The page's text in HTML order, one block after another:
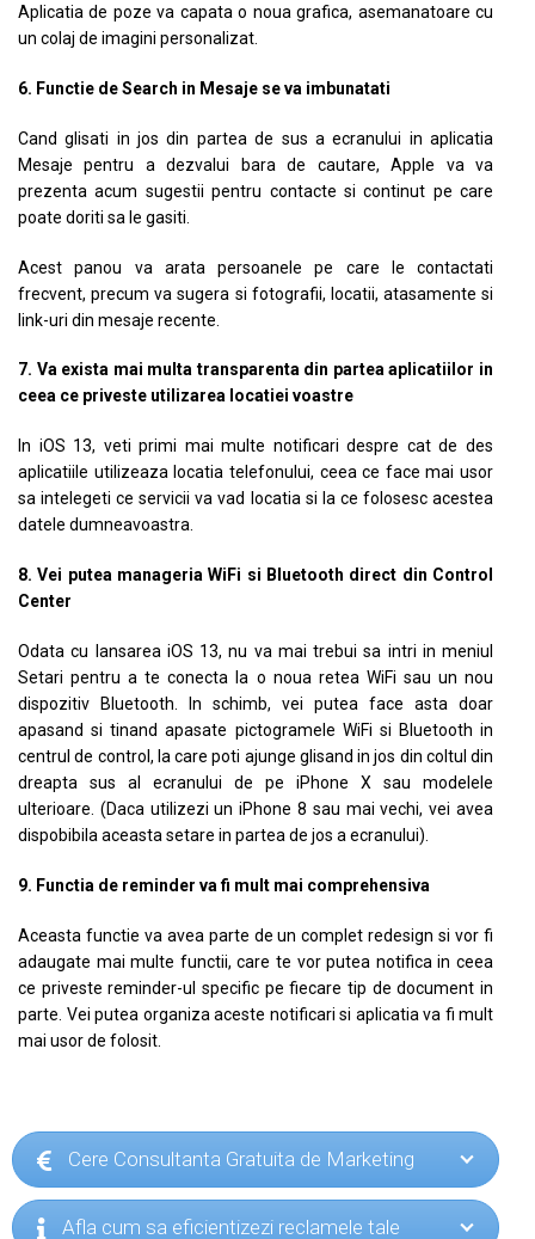
Aplicatia de poze va capata o noua grafica, asemanatoare cu
un colaj de imagini personalizat.
6. Functie de Search in Mesaje se va imbunatati
Cand glisati in jos din partea de sus a ecranului in aplicatia
Mesaje pentru a dezvalui bara de cautare, Apple va va
prezenta acum sugestii pentru contacte si continut pe care
poate doriti sa le gasiti.
Acest panou va arata persoanele pe care le contactati
frecvent, precum va sugera si fotografii, locatii, atasamente si
link-uri din mesaje recente.
7. Va exista mai multa transparenta din partea aplicatiilor in
ceea ce priveste utilizarea locatiei voastre
In iOS 13, veti primi mai multe notificari despre cat de des
aplicatiile utilizeaza locatia telefonului, ceea ce face mai usor
sa intelegeti ce servicii va vad locatia si la ce folosesc acestea
datele dumneavoastra.
8. Vei putea manageria WiFi si Bluetooth direct din Control
Center
Odata cu lansarea iOS 13, nu va mai trebui sa intri in meniul
Setari pentru a te conecta la o noua retea WiFi sau un nou
dispozitiv Bluetooth. In schimb, vei putea face asta doar
apasand si tinand apasate pictogramele WiFi si Bluetooth in
centrul de control, la care poti ajunge glisand in jos din coltul din
dreapta sus al ecranului de pe iPhone X sau modelele
ulterioare. (Daca utilizezi un iPhone 8 sau mai vechi, vei avea
dispobibila aceasta setare in partea de jos a ecranului).
9. Functia de reminder va fi mult mai comprehensiva
Aceasta functie va avea parte de un complet redesign si vor fi
adaugate mai multe functii, care te vor putea notifica in ceea
ce priveste reminder-ul specific pe fiecare tip de document in
parte. Vei putea organiza aceste notificari si aplicatia va fi mult
mai usor de folosit.
Cere Consultanta Gratuita de Marketing
Afla cum sa eficientizezi reclamele tale